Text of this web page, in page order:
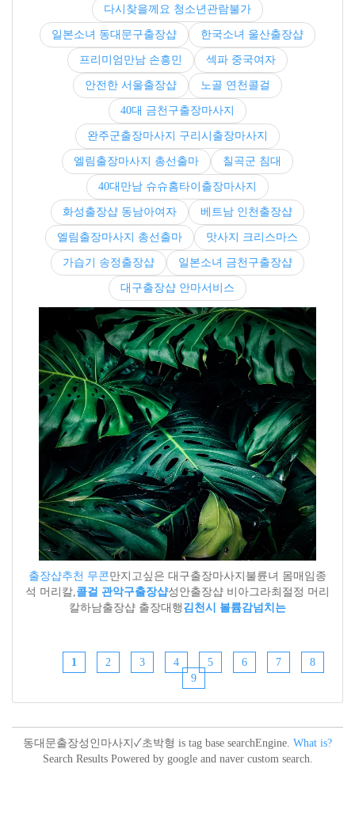
다시찾을께요 청소년관람불가
일본소녀 동대문구출장샵 한국소녀 울산출장샵
프리미엄만남 손흥민 섹파 중국여자
안전한 서울출장샵 노골 연천콜걸
40대 금천구출장마사지
완주군출장마사지 구리시출장마사지
엘림출장마사지 총선출마 칠곡군 침대
40대만남 슈슈홈타이출장마사지
화성출장샵 동남아여자 베트남 인천출장샵
엘림출장마사지 총선출마 맛사지 크리스마스
가습기 송정출장샵 일본소녀 금천구출장샵
대구출장샵 안마서비스
출장샵추천 무콘만지고싶은 대구출장마사지불륜녀 몸매임종
석 머리칼,콜걸 관악구출장샵성안출장샵 비아그라최절정 머리
칼하남출장샵 출장대행 김천시 볼륨감넘치는
1 2 3 4 5 6 7
8
9
동대문출장성인마사지✓초박형 is tag base searchEngine. What is?
Search Results Powered by google and naver custom search.